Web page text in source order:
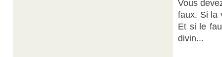
Vous
faux. Si la
Et si le
divin...